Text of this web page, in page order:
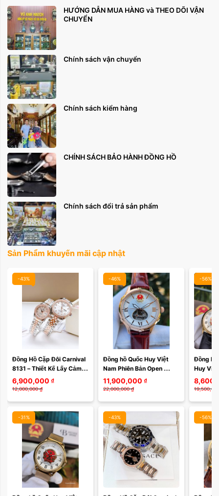
HƯỚNG DẪN MUA HÀNG và THEO DÕI VẬN
CHUYỂN
Chính sách vận chuyển
Chính sách kiểm hàng
CHÍNH SÁCH BẢO HÀNH ĐỒNG HỒ
Chính sách đổi trả sản phẩm
Sản Phẩm khuyến mãi cập nhật
-43%
Đồng Hồ Cặp Đôi Carnival
8131 – Thiết Kế Lấy Cảm
Hứng Từ Phong Cách
Rolex, Sapphire Nguyên
6,900,000 ₫
12,000,000 ₫
-46%
Đồng hồ Quốc Huy Việt
Nam Phiên Bản Open
Heart Vỏ Mạ Vàng hồng
252VN233
11,900,000 ₫
22,000,000 ₫
-56%
Đồng hồ
Huy
Limited
duy
-31% -43% -56%